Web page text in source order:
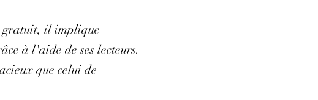
gratuit, il implique
à l'aide de ses lecteurs.
que celui de